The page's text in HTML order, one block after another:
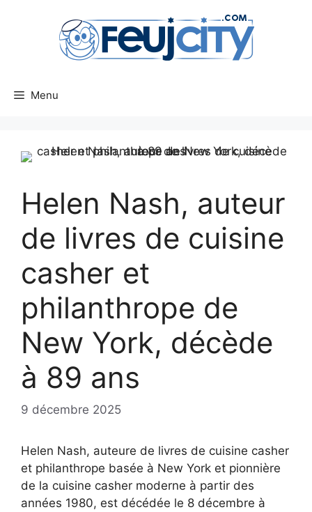
Menu
Helen Nash, auteur
de livres de cuisine
casher et
philanthrope de
New York, décède
à 89 ans
9 décembre 2025
Helen Nash, auteure de livres de cuisine casher
et philanthrope basée à New York et pionnière
de la cuisine casher moderne à partir des
années 1980, est décédée le 8 décembre à